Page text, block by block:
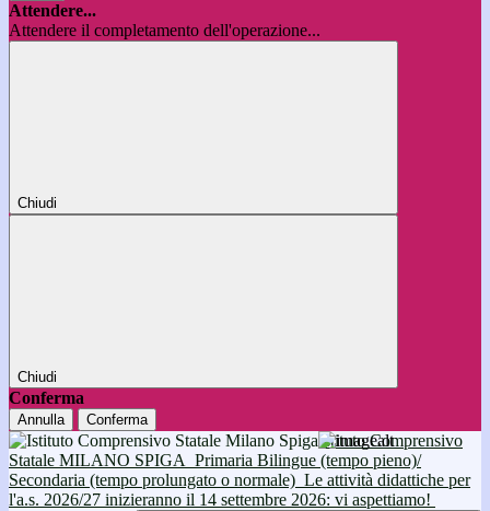
Attendere...
Attendere il completamento dell'operazione...
Chiudi
Chiudi
Conferma
Annulla Conferma
Istituto Comprensivo
Statale MILANO SPIGA Primaria Bilingue (tempo pieno)/
Secondaria (tempo prolungato o normale) Le attività didattiche per
l'a.s. 2026/27 inizieranno il 14 settembre 2026: vi aspettiamo!